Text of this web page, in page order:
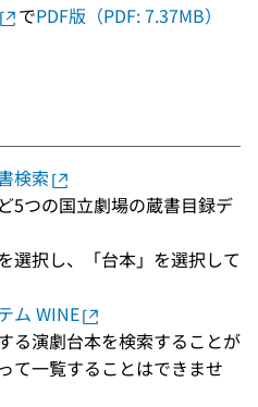
でPDF版（PDF: 7.37MB）
検索
5つの国立劇場の蔵書目録デ
選択し、「台本」を選択して
ム WINE
る演劇台本を検索することが
て一覧することはできませ